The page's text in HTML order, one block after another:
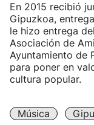
En 2015 recibió
Gipuzkoa,
le hizo entrega
Asociación de
Ayuntamiento de
para poner en
cultura popular.
Música